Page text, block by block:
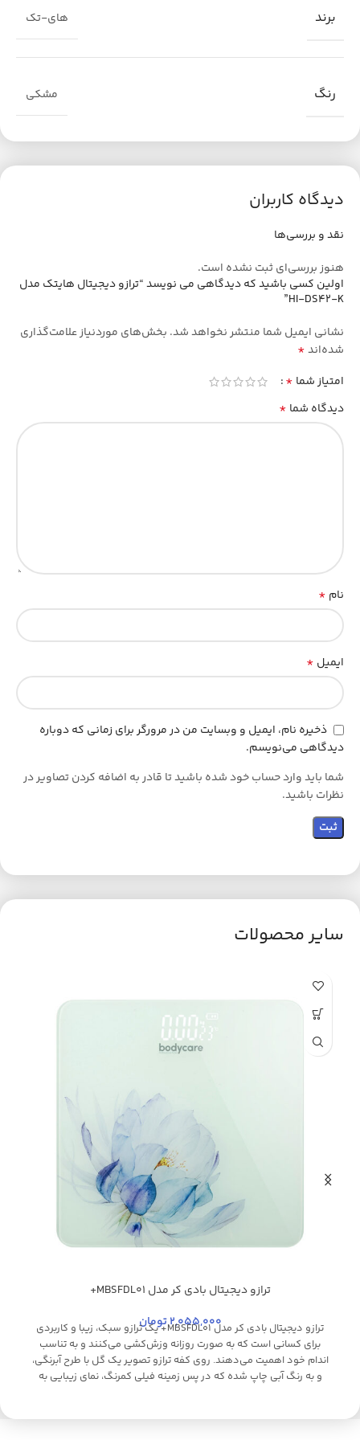
برند های-تک
رنگ مشکی
دیدگاه کاربران
نقد و بررسی‌ها
هنوز بررسی‌ای ثبت نشده است.
اولین کسی باشید که دیدگاهی می نویسد “ترازو دیجیتال هایتک مدل
HI-DS42-K”
نشانی ایمیل شما منتشر نخواهد شد. بخش‌های موردنیاز علامت‌گذاری
شده‌اند*
امتیاز شما *
دیدگاه شما *
نام *
ایمیل *
ذخیره نام، ایمیل و وبسایت من در مرورگر برای زمانی که دوباره
دیدگاهی می‌نویسم.
شما باید وارد حساب خود شده باشید تا قادر به اضافه کردن تصاویر در
نظرات باشید.
سایر محصولات
ترازو دیجیتال بادی کر مدل MBSFDL01+
2,055,000تومان
ترازو دیجیتال بادی کر مدل MBSFDL01+ یک ترازو سبک، زیبا و کاربردی
برای کسانی است که به صورت روزانه وزش‌کشی می‌کنند و به تناسب
اندام خود اهمیت می‌دهند. روی کفه ترازو تصویر یک گل با طرح آبرنگی،
و به رنگ آبی چاپ شده که در پس زمینه فیلی کمرنگ، نمای زیبایی به